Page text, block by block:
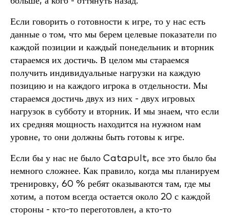
Если говорить о готовности к игре, то у нас есть
данные о том, что мы берем целевые показатели по
каждой позиции и каждый понедельник и вторник
стараемся их достичь. В целом мы стараемся
получить индивидуальные нагрузки на каждую
позицию и на каждого игрока в отдельности. Мы
стараемся достичь двух из них - двух игровых
нагрузок в субботу и вторник. И мы знаем, что если
их средняя мощность находится на нужном нам
уровне, то они должны быть готовы к игре.
Если бы у нас не было Catapult, все это было бы
немного сложнее. Как правило, когда мы планируем
тренировку, 60 % ребят оказываются там, где мы
хотим, а потом всегда остается около 20 с каждой
стороны - кто-то переготовлен, а кто-то